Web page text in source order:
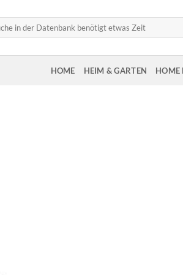
HOME HEIM & GARTEN HOME